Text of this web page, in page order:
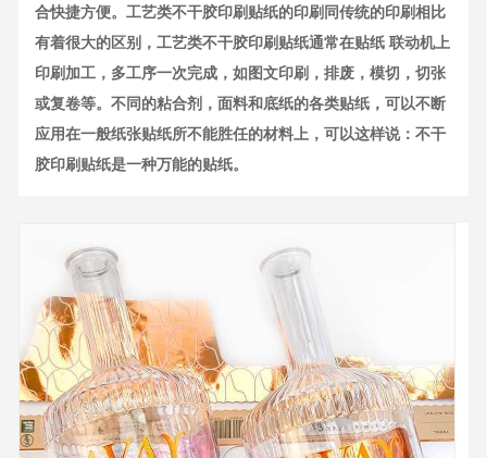
合快捷方便。工艺类不干胶印刷贴纸的印刷同传统的印刷相比
有着很大的区别，工艺类不干胶印刷贴纸通常在贴纸 联动机上
印刷加工，多工序一次完成，如图文印刷，排废，模切，切张
或复卷等。不同的粘合剂，面料和底纸的各类贴纸，可以不断
应用在一般纸张贴纸所不能胜任的材料上，可以这样说：不干
胶印刷贴纸是一种万能的贴纸。